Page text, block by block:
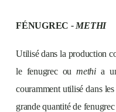
FÉNUGREC - METHI
Utilisé dans la production
le fenugrec oumethia
couramment utilisé dans
grande quantité de